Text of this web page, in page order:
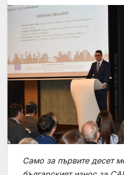
Само за първите десет